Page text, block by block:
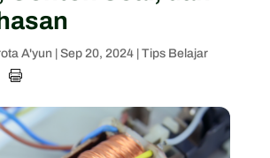
A'yun Sep 20, 2024| Tips Belajar